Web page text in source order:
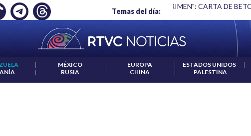
Temas del día:
EMPLEO: JP MORGAN "HABLAR NO ES UN CRIMEN": CARTA DE
| MÉXICO | EUROPA | ESTADOS UNIDOS |
| RUSIA | CHINA | PALESTINA